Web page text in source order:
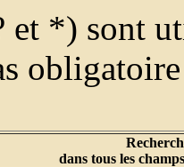
et *) sont
dans tous les